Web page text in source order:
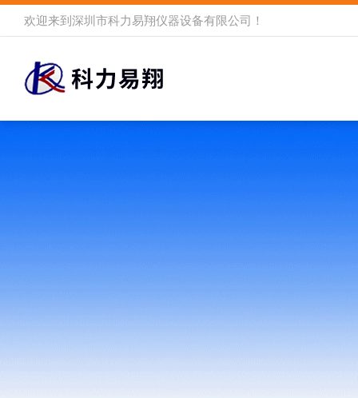
欢迎来到 深圳市科力易翔仪器设备有限公司 ！